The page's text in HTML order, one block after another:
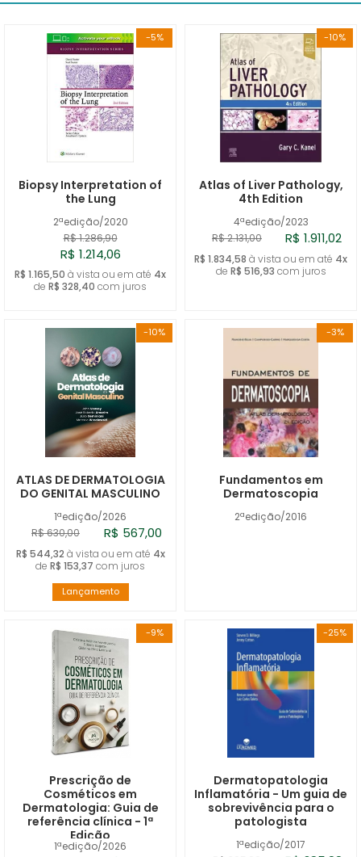
-5%
2ªedição/2020
Biopsy Interpretation of
the Lung
R$ 1.286,90
R$ 1.214,06
R$ 1.165,50 à vista ou em até 4x
de R$ 328,40 com juros
-10%
4ªedição/2023
Atlas of Liver Pathology,
4th Edition
R$ 2.131,00 R$ 1.911,02
R$ 1.834,58 à vista ou em até 4x
de R$ 516,93 com juros
-10%
1ªedição/2026
ATLAS DE DERMATOLOGIA
DO GENITAL MASCULINO
R$ 630,00 R$ 567,00
R$ 544,32 à vista ou em até 4x
de R$ 153,37 com juros
Lançamento
-3%
2ªedição/2016
Fundamentos em
Dermatoscopia
-9%
1ªedição/2026
Prescrição de
Cosméticos em
Dermatologia: Guia de
referência clínica - 1ª
Edição
-25%
1ªedição/2017
Dermatopatologia
Inflamatória - Um guia de
sobrevivência para o
patologista